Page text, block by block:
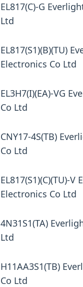
EL817(C)-G
Ltd
EL817(S1)(B)(TU)
Electronics Co Ltd
EL3H7(I)(EA)-VG
Co Ltd
CNY17-4S(TB)
Co Ltd
EL817(S1)(C)(TU)-V
Electronics Co Ltd
4N31S1(TA)
Ltd
H11AA3S1(TB)
Co Ltd